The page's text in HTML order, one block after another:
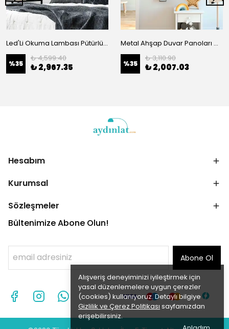
Alışveriş deneyiminizi iyileştirmek için
yasal düzenlemelere uygun çerezler
(cookies) kullanıyoruz. Detaylı bilgiye
Gizlilik ve Çerez Politikası sayfamızdan
erişebilirsiniz.
Led'Li Okuma Lambası Pütürlü Siyah 3241
%35
₺ 4,599.40
₺ 2,967.35
Metal Ahşap Duvar Panoları Ma-145-A
%35
₺ 3,110.90
₺ 2,007.03
Hesabım
Kurumsal
Sözleşmeler
Bültenimize Abone Olun!
Abone Ol